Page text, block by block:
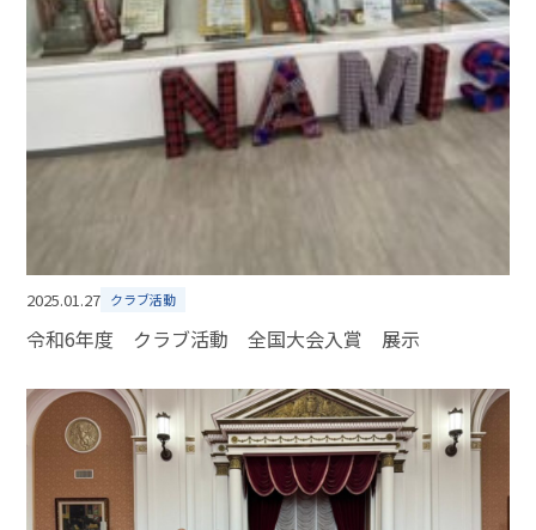
2025.01.27 クラブ活動
令和6年度 クラブ活動 全国大会入賞 展示